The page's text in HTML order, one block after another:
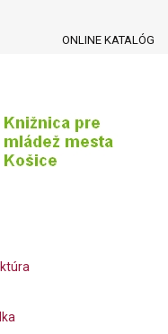
ONLINE KATALÓG